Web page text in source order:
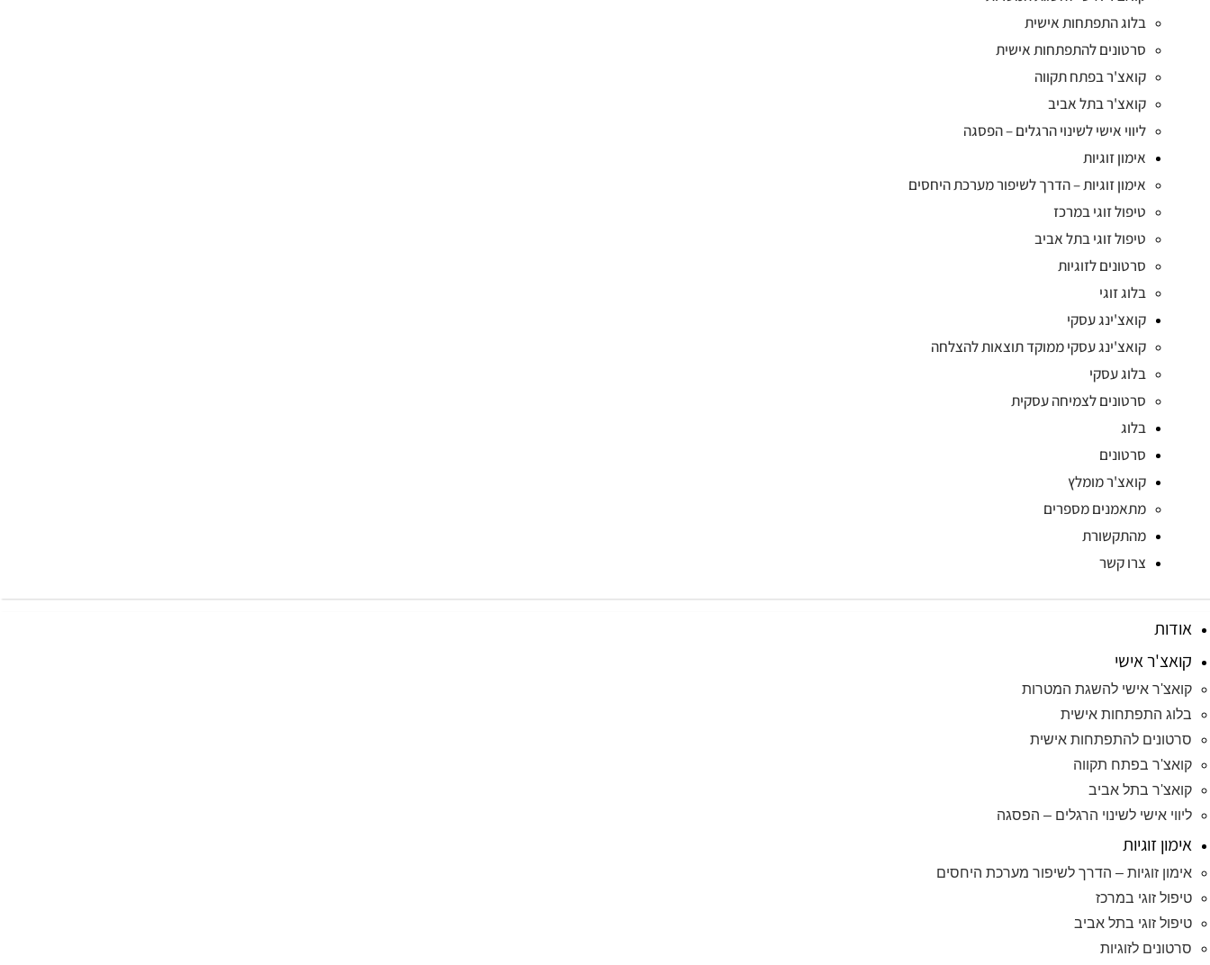
בלוג התפתחות אישית
סרטונים להתפתחות אישית
קואצ'ר בפתח תקווה
קואצ'ר בתל אביב
ליווי אישי לשינוי הרגלים – הפסגה
אימון זוגיות
אימון זוגיות – הדרך לשיפור מערכת היחסים
טיפול זוגי במרכז
טיפול זוגי בתל אביב
סרטונים לזוגיות
בלוג זוגי
קואצ'ינג עסקי
קואצ'ינג עסקי ממוקד תוצאות להצלחה
בלוג עסקי
סרטונים לצמיחה עסקית
בלוג
סרטונים
קואצ'ר מומלץ
מתאמנים מספרים
מהתקשורת
צרו קשר
אודות
קואצ'ר אישי
קואצ'ר אישי להשגת המטרות
בלוג התפתחות אישית
סרטונים להתפתחות אישית
קואצ'ר בפתח תקווה
קואצ'ר בתל אביב
ליווי אישי לשינוי הרגלים – הפסגה
אימון זוגיות
אימון זוגיות – הדרך לשיפור מערכת היחסים
טיפול זוגי במרכז
טיפול זוגי בתל אביב
סרטונים לזוגיות